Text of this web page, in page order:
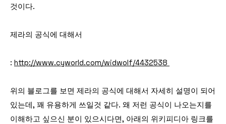
것이다.
제라의 공식에 대해서
: http://www.cyworld.com/widwolf/4432538
위의 블로그를 보면 제라의 공식에 대해서 자세히 설명이 되어
있는데, 꽤 유용하게 쓰일것 같다. 왜 저런 공식이 나오는지를
이해하고 싶으신 분이 있으시다면, 아래의 위키피디아 링크를